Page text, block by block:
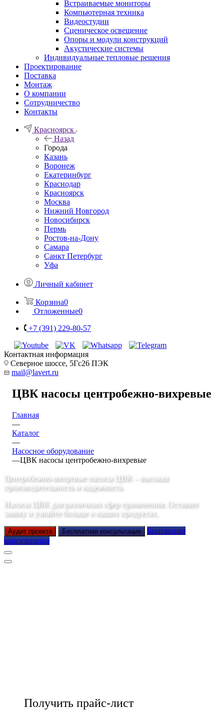
Встраиваемые мониторы
Компьютерная техника
Видеостудии
Cценическое освещение
Опоры и модули конструкций
Акустические системы
Индивидуальные тепловые решения
Проектирование
Поставка
Монтаж
О компании
Сотрудничество
Контакты
Красноярск
Назад
Города
Казань
Воронеж
Екатеринбург
Краснодар
Красноярск
Москва
Нижний Новгород
Новосибирск
Пермь
Ростов-на-Дону
Самара
Санкт Петербург
Уфа
Личный кабинет
Корзина0
Отложенные0
+7 (391) 229-80-57
Контактная информация
Северное шоссе, 5Гс26 ПЭК
mail@lavert.ru
ЦВК насосы центробежно-вихревые
Главная
—
Каталог
—
Насосное оборудование
—ЦВК насосы центробежно-вихревые
Центробежно-вихревые насосы ЦВК – высокая
производительность и надежность
Насосы ЦВК для различных сфер применения. Оставьте
заявку и узнайте больше о наших продуктах.
Аудит проекта Бесплатная консультация
Бесплатная
консультация
Получить прайс-лист